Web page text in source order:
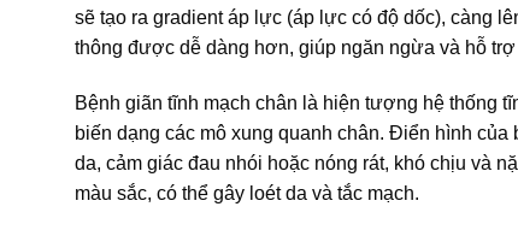
sẽ tạo ra gradient áp lực (áp lực có độ dốc), càng
thông được dễ dàng hơn, giúp ngăn ngừa và hỗ
Bệnh giãn tĩnh mạch chân là hiện tượng hệ thống
biến dạng các mô xung quanh chân. Điển hình
da, cảm giác đau nhói hoặc nóng rát, khó chịu và
màu sắc, có thể gây loét da và tắc mạch.